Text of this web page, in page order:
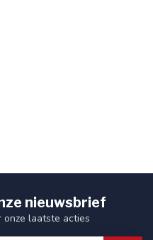
nieuwsbrief
laatste acties